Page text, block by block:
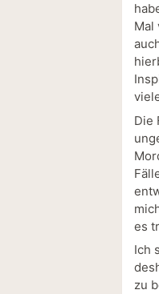
Mal
Die
es
Ich
zu